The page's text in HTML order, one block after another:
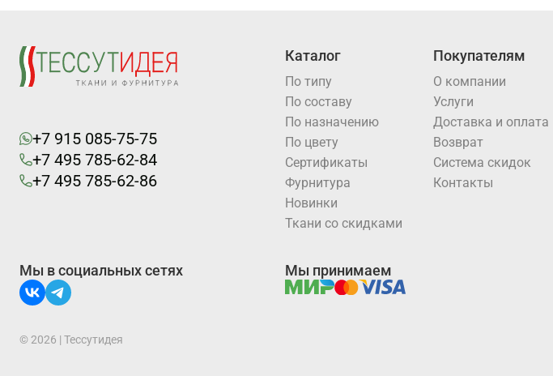
+7 915 085-75-75
+7 495 785-62-84
+7 495 785-62-86
Каталог
По типу
По составу
По назначению
По цвету
Cертификаты
Фурнитура
Новинки
Ткани со скидками
Покупателям
О компании
Услуги
Доставка и оплата
Возврат
Система скидок
Контакты
Мы в социальных сетях Мы принимаем
© 2026 | Тессутидея